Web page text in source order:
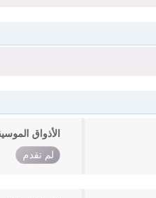
الأذواق
لم تقدم